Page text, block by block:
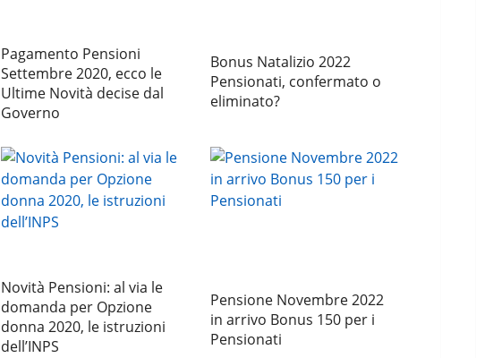
Pagamento Pensioni
Settembre 2020, ecco le
Ultime Novità decise dal
Governo
Bonus Natalizio 2022
Pensionati, confermato o
eliminato?
Novità Pensioni: al via le
domanda per Opzione
donna 2020, le istruzioni
dell’INPS
Pensione Novembre 2022
in arrivo Bonus 150 per i
Pensionati